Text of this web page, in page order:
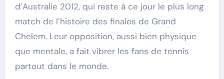
d’Australie 2012, qui reste à ce jour le plus long
match de l’histoire des finales de Grand
Chelem. Leur opposition, aussi bien physique
que mentale, a fait vibrer les fans de tennis
partout dans le monde.